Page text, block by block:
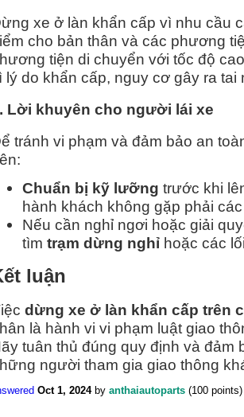
xe ở làn khẩn cấp vì nhu cầu
cho bản thân và các phương
tiện di chuyển với tốc độ
lý do khẩn cấp, nguy cơ gây ra tai
Lời khuyên cho người lái xe
tránh vi phạm và đảm bảo an
Chuẩn bị kỹ lưỡng trước khi
hành khách không gặp phải
Nếu cần nghỉ ngơi hoặc giải
tìm trạm dừng nghỉ hoặc các
luận
dừng xe ở làn khẩn cấp trên
là hành vi vi phạm luật giao
tuân thủ đúng quy định và
người tham gia giao thông
Oct 1, 2024 by anthaiautoparts (100 points)